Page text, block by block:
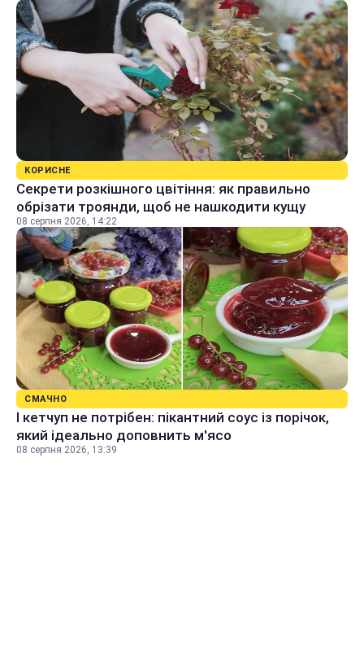
КОРИСНЕ
Секрети розкішного цвітіння: як правильно
обрізати троянди, щоб не нашкодити кущу
08 серпня 2026, 14:22
СМАЧНО
І кетчуп не потрібен: пікантний соус із порічок,
який ідеально доповнить м'ясо
08 серпня 2026, 13:39